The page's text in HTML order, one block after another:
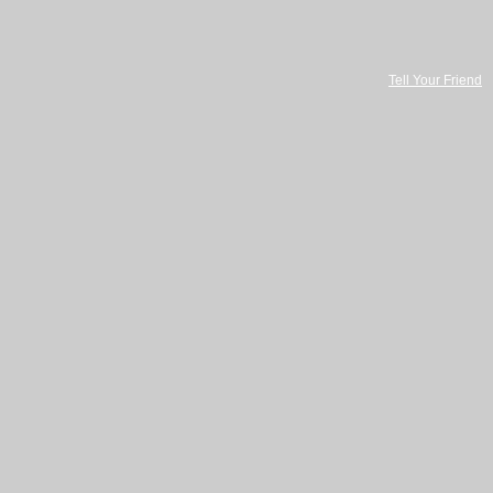
Tell Your Friend